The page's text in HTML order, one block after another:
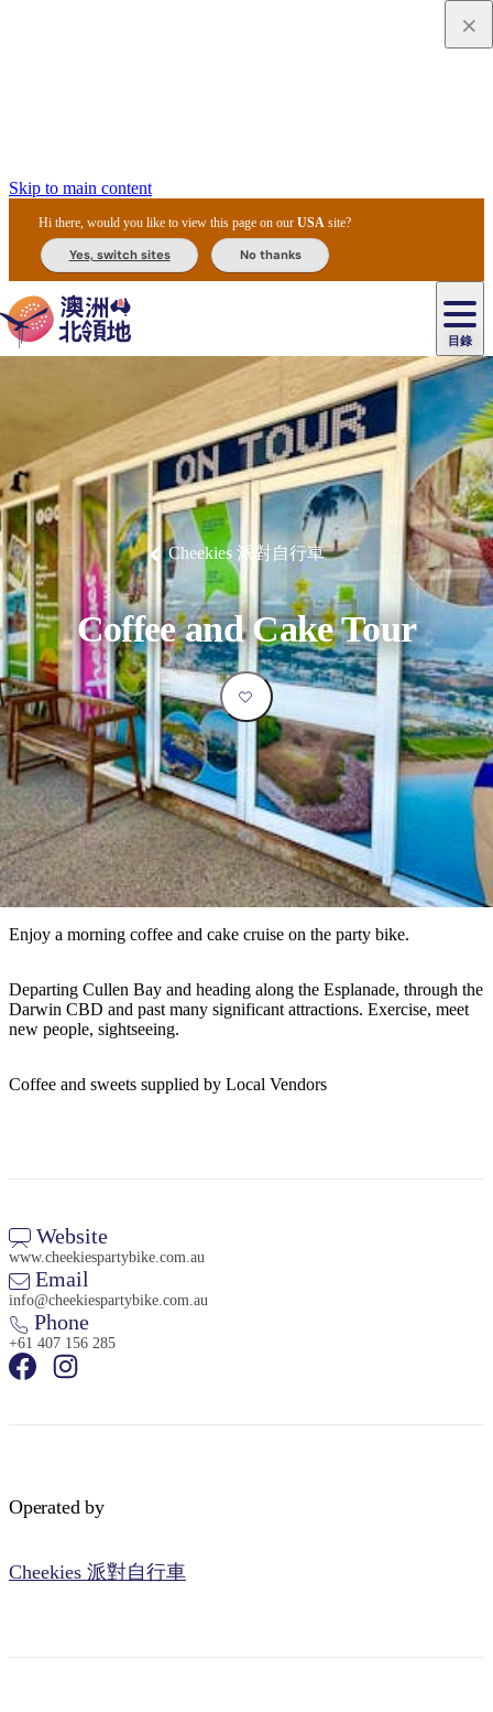
Skip to main content
Hi there, would you like to view this page on ourUSA site?
Yes, switch sites No thanks
目錄
主
目
錄
必
訪
景
點
最
受
歡
迎
目
的
地
內
陸
和
戶
外
按
區
文
斯
泉
烏
魯
魯
卡
國
家
公
園
菲
特
國
家
公
園
塔
卡
國
家
公
園
提
維
群
島
東
阿
納
姆
地
馬
塔
蘭
卡
溫
泉
池
尼
特
米
魯
克
國
家
公
園
魯
卡
魯
/
魔
鬼
大
理
石
保
護
區
馬
古
克
瀑
布
茨
奧
里
查
/
西
麥
克
唐
納
國
家
公
園
必
玩
活
動
體
驗
旅
客
類
型
推
薦
榜
民
驗
攻
略
慶
與
活
動
外
和
探
險
和
野
生
動
植
物
歷
史
與
文
物
釣
魚
豪
華
旅
游
露
營
和
豪
華
野
營
自
駕
遊
規
劃
的
規
劃
和
預
訂
實
用
資
訊
規
劃
具
宿
覽
團
租
交
通
工
具
搜
Cheekies 派對自行車
Coffee and Cake Tour
Enjoy a morning coffee and cake cruise on the party bike.
Departing Cullen Bay and heading along the Esplanade, through the
Darwin CBD and past many significant attractions. Exercise, meet
new people, sightseeing.
Coffee and sweets supplied by Local Vendors
Website
www.cheekiespartybike.com.au
Email
info@cheekiespartybike.com.au
Phone
+61 407 156 285
Operated by
Cheekies 派對自行車